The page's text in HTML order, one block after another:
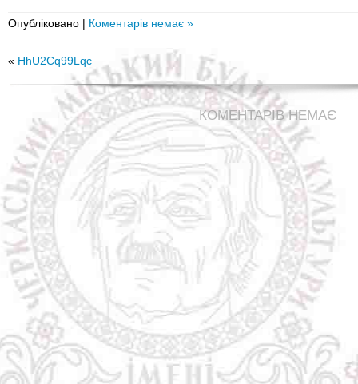
Опубліковано | Коментарів немає »
« HhU2Cq99Lqc
КОМЕНТАРІВ НЕМАЄ